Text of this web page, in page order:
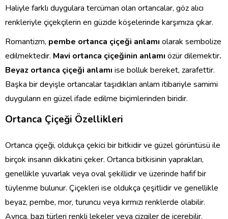
Haliyle farklı duygulara tercüman olan ortancalar, göz alıcı
renkleriyle çiçekçilerin en güzide köşelerinde karşımıza çıkar.
Romantizm, pembe ortanca çiçeği anlamı olarak sembolize
edilmektedir. Mavi ortanca çiçeğinin anlamı özür dilemektir.
Beyaz ortanca çiçeği anlamı ise bolluk bereket, zarafettir.
Başka bir deyişle ortancalar taşıdıkları anlam itibariyle samimi
duyguların en güzel ifade edilme biçimlerinden biridir.
Ortanca Çiçeği Özellikleri
Ortanca çiçeği, oldukça çekici bir bitkidir ve güzel görüntüsü ile
birçok insanın dikkatini çeker. Ortanca bitkisinin yaprakları,
genellikle yuvarlak veya oval şekillidir ve üzerinde hafif bir
tüylenme bulunur. Çiçekleri ise oldukça çeşitlidir ve genellikle
beyaz, pembe, mor, turuncu veya kırmızı renklerde olabilir.
Ayrıca, bazı türleri renkli lekeler veya çizgiler de içerebilir.